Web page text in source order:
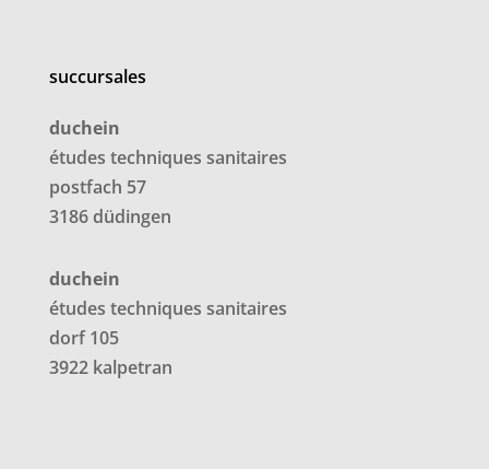
succursales
duchein
études techniques sanitaires
postfach 57
3186 düdingen
duchein
études techniques sanitaires
dorf 105
3922 kalpetran